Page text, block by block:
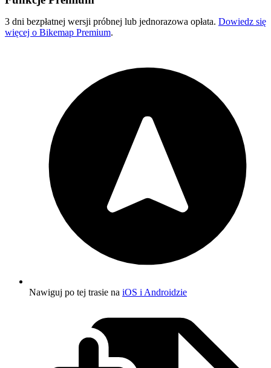
3 dni bezpłatnej wersji próbnej lub jednorazowa opłata. Dowiedz się
więcej o Bikemap Premium.
Nawiguj po tej trasie na iOS i Androidzie